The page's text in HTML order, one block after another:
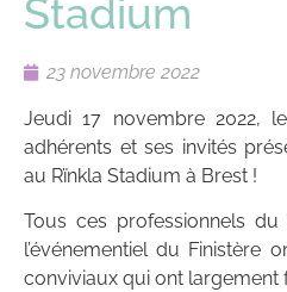
Stadium
23 novembre 2022
Jeudi 17 novembre 2022,
adhérents et ses invités
au Rïnkla Stadium à Brest !
Tous ces professionnels du
l’événementiel du Finistère
conviviaux qui ont largement